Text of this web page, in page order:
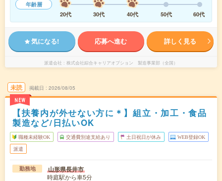
年齢層
20代
30代 40代 50代 60代
気になる! 応募へ進む 詳しく見る
派遣会社 株式会社綜合キャリアオプション 製造事業部（全国）
未読
NEW
掲載日 2026/08/05
【扶養内が外せない方に＊】組立・加工・食品
製造など/日払いOK
職種未経験OK 交通費別途支給あり 土日祝日が休み WEB登録OK
派遣
勤務地 山形県長井市
時庭駅から車5分